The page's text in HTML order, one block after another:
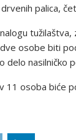
palica,
osobe biti
delo nasilničko
11 osoba biće